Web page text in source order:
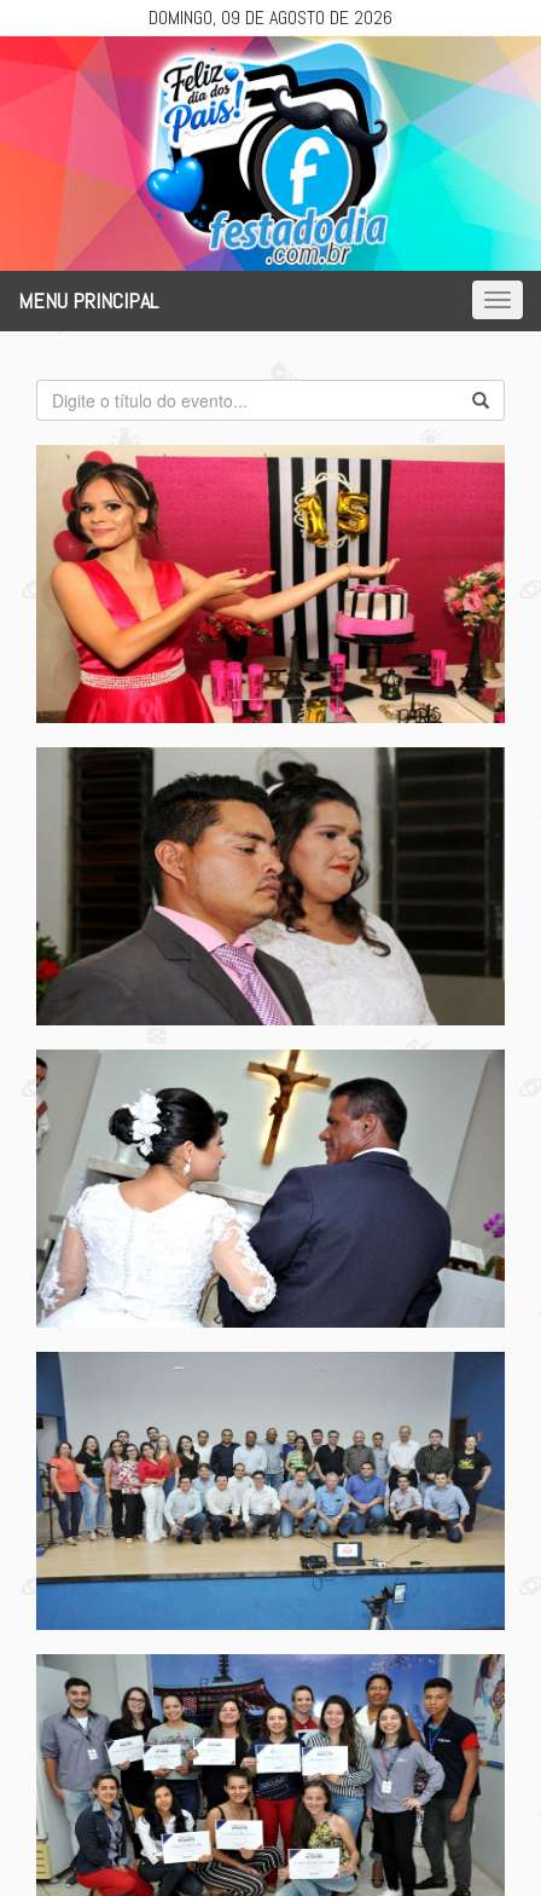
DOMINGO, 09 DE AGOSTO DE 2026
Toggle
MENU PRINCIPAL